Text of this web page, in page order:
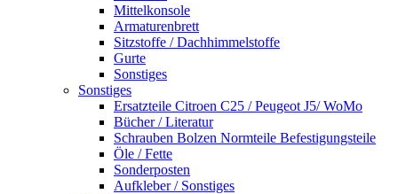
Mittelkonsole
Armaturenbrett
Sitzstoffe / Dachhimmelstoffe
Gurte
Sonstiges
Sonstiges
Ersatzteile Citroen C25 / Peugeot J5/ WoMo
Bücher / Literatur
Schrauben Bolzen Normteile Befestigungsteile
Öle / Fette
Sonderposten
Aufkleber / Sonstiges